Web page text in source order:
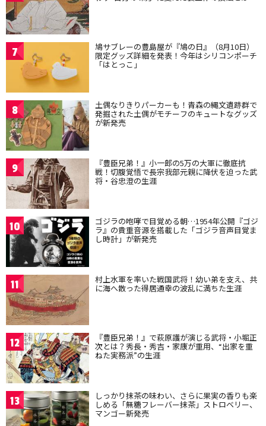
7 鳩サブレーの豊島屋が『鳩の日』（8月10日）
限定グッズ詳細を発表！今年はシリコンポーチ
「はとっこ」
8 土偶なりきりパーカーも！青森の縄文遺跡群で
発掘された土偶がモチーフのキュートなグッズ
が新発売
9 『豊臣兄弟！』小一郎の5万の大軍に徹底抗
戦！切腹覚悟で長宗我部元親に降伏を迫った武
将・谷忠澄の生涯
10 ゴジラの咆哮で目覚める朝…1954年公開『ゴジ
ラ』の貴重音源を搭載した「ゴジラ音声目覚ま
し時計」が新発売
11 村上水軍を率いた戦国武将！幼い弟を支え、共
に海へ散った得居通幸の波乱に満ちた生涯
12 『豊臣兄弟！』で萩原護が演じる武将・小堀正
次とは？秀長・秀吉・家康が重用、“出家を重
ねた実務派”の生涯
13 しっかり抹茶の味わい、さらに果実の香りも楽
しめる「無糖フレーバー抹茶」ストロベリー、
マンゴー新発売